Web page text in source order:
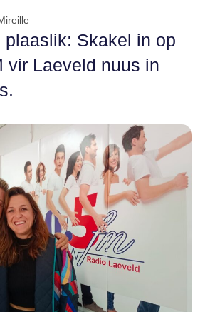
plaaslik: Skakel in op
vir Laeveld nuus in